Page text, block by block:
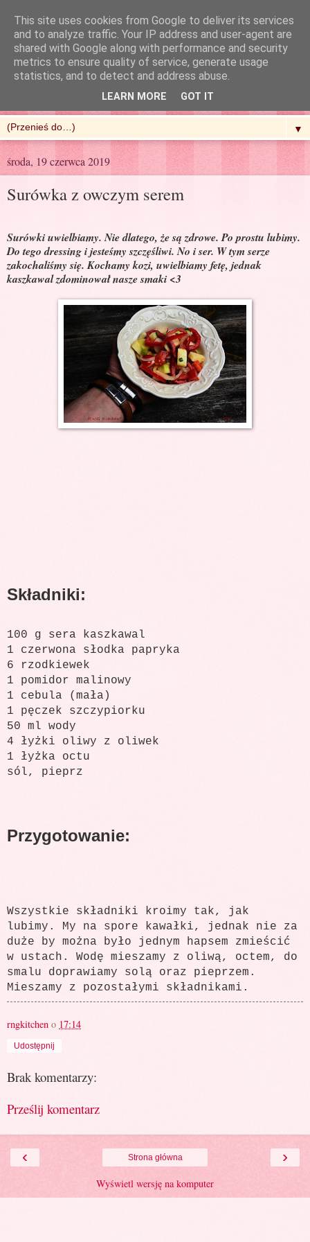
R'n'G Kitchen
▼
środa, 19 czerwca 2019
Surówka z owczym serem
Surówki uwielbiamy. Nie dlatego, że są zdrowe. Po prostu lubimy.
Do tego dressing i jesteśmy szczęśliwi. No i ser. W tym serze
zakochaliśmy się. Kochamy kozi, uwielbiamy fetę, jednak
kaszkawal zdominował nasze smaki <3
Składniki:
100 g sera kaszkawal
1 czerwona słodka papryka
6 rzodkiewek
1 pomidor malinowy
1 cebula (mała)
1 pęczek szczypiorku
50 ml wody
4 łyżki oliwy z oliwek
1 łyżka octu
sól, pieprz
Przygotowanie:
Wszystkie składniki kroimy tak, jak
lubimy. My na spore kawałki, jednak nie za
duże by można było jednym hapsem zmieścić
w ustach. Wodę mieszamy z oliwą, octem, do
smalu doprawiamy solą oraz pieprzem.
Mieszamy z pozostałymi składnikami.
rngkitchen o 17:14
Udostępnij
Brak komentarzy:
Prześlij komentarz
‹ ›
Strona główna
Wyświetl wersję na komputer
This site uses cookies from Google to deliver its services
and to analyze traffic. Your IP address and user-agent are
shared with Google along with performance and security
metrics to ensure quality of service, generate usage
statistics, and to detect and address abuse.
LEARN MORE GOT IT